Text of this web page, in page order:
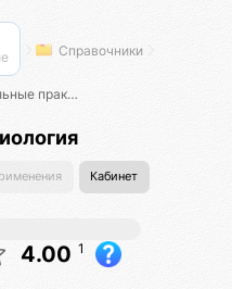
Справочники
практики
Кабинет
4.00 1